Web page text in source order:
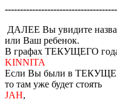
ДАЛЕЕ Вы увидите
или Ваш ребенок.
В графах ТЕКУЩЕГО
KINNITA
Если Вы были в ТЕКУЩЕМ
то там уже будет стоять
JAH,